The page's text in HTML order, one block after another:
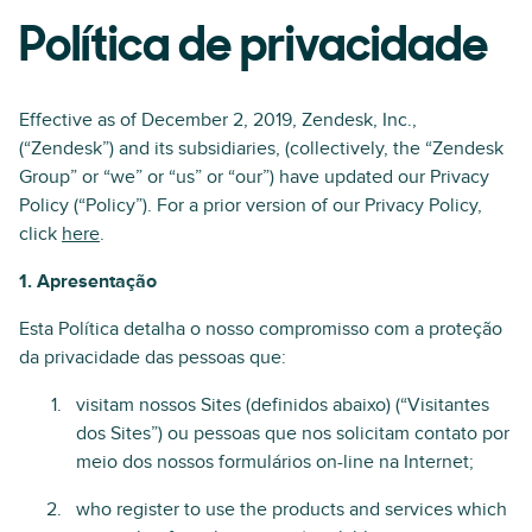
Política de privacidade
Effective as of December 2, 2019, Zendesk, Inc.,
(“Zendesk”) and its subsidiaries, (collectively, the “Zendesk
Group” or “we” or “us” or “our”) have updated our Privacy
Policy (“Policy”). For a prior version of our Privacy Policy,
click here.
1. Apresentação
Esta Política detalha o nosso compromisso com a proteção
da privacidade das pessoas que:
visitam nossos Sites (definidos abaixo) (“Visitantes
dos Sites”) ou pessoas que nos solicitam contato por
meio dos nossos formulários on-line na Internet;
who register to use the products and services which